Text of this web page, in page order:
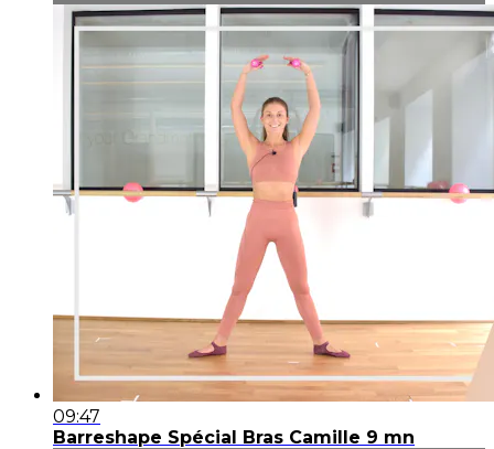
09:47
Barreshape Spécial Bras Camille 9 mn